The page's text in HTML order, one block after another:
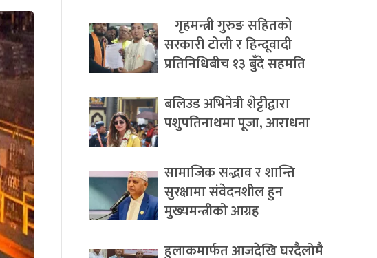
गृहमन्त्री गुरुङ सहितको
सरकारी टोली र हिन्दूवादी
प्रतिनिधिबीच १३ बुँदे सहमति
बलिउड अभिनेत्री शेट्टीद्वारा
पशुपतिनाथमा पूजा, आराधना
सामाजिक सद्भाव र शान्ति
सुरक्षामा संवेदनशील हुन
मुख्यमन्त्रीको आग्रह
हुलाकमार्फत आजदेखि घरदैलोमै